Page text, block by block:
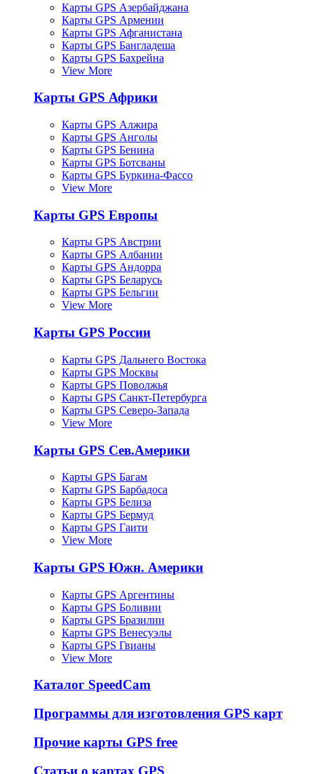
Карты GPS Азербайджана
Карты GPS Армении
Карты GPS Афганистана
Карты GPS Бангладеша
Карты GPS Бахрейна
View More
Карты GPS Африки
Карты GPS Алжира
Карты GPS Анголы
Карты GPS Бенина
Карты GPS Ботсваны
Карты GPS Буркина-Фассо
View More
Карты GPS Европы
Карты GPS Австрии
Карты GPS Албании
Карты GPS Андорра
Карты GPS Беларусь
Карты GPS Бельгии
View More
Карты GPS России
Карты GPS Дальнего Востока
Карты GPS Москвы
Карты GPS Поволжья
Карты GPS Санкт-Петербурга
Карты GPS Северо-Запада
View More
Карты GPS Сев.Америки
Карты GPS Багам
Карты GPS Барбадоса
Карты GPS Белиза
Карты GPS Бермуд
Карты GPS Гаити
View More
Карты GPS Южн. Америки
Карты GPS Аргентины
Карты GPS Боливии
Карты GPS Бразилии
Карты GPS Венесуэлы
Карты GPS Гвианы
View More
Каталог SpeedCam
Программы для изготовления GPS карт
Прочие карты GPS free
Статьи о картах GPS